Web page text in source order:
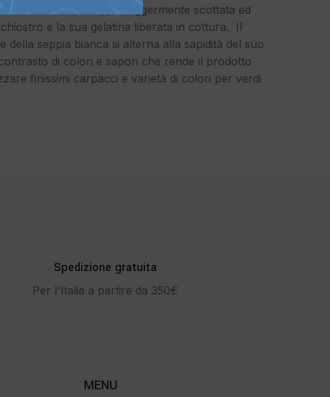
trancio di seppia leggermente scottata ed
e la sua gelatina liberata in cottura. Il
della seppia bianca si alterna alla sapidità del suo
di colori e sapori che rende il prodotto
finissimi carpacci e varietà di colori per verdi
Spedizione gratuita
Per l'Italia a partire da 350€
MENU